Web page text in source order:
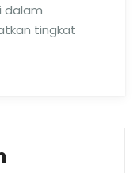
dalam
tingkat